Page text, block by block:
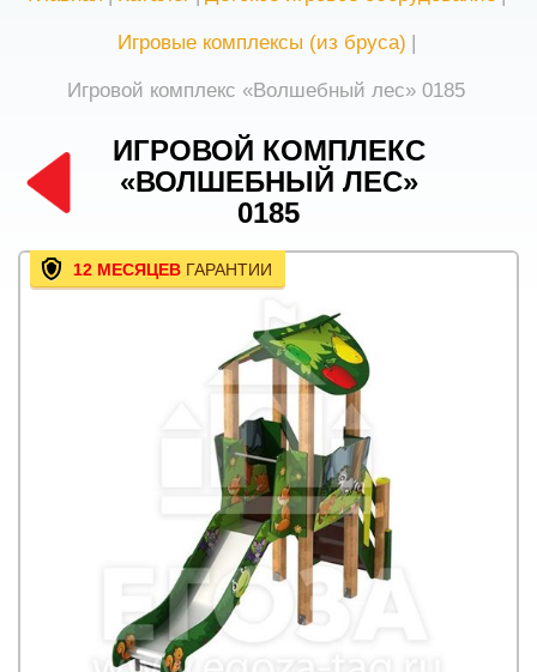
Игровые комплексы (из бруса) |
Игровой комплекс «Волшебный лес» 0185
ИГРОВОЙ КОМПЛЕКС
«ВОЛШЕБНЫЙ ЛЕС»
0185
12 МЕСЯЦЕВ ГАРАНТИИ